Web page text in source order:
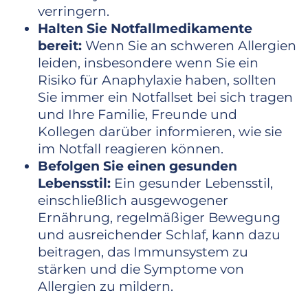
verringern.
Halten Sie Notfallmedikamente
bereit: Wenn Sie an schweren Allergien
leiden, insbesondere wenn Sie ein
Risiko für Anaphylaxie haben, sollten
Sie immer ein Notfallset bei sich tragen
und Ihre Familie, Freunde und
Kollegen darüber informieren, wie sie
im Notfall reagieren können.
Befolgen Sie einen gesunden
Lebensstil: Ein gesunder Lebensstil,
einschließlich ausgewogener
Ernährung, regelmäßiger Bewegung
und ausreichender Schlaf, kann dazu
beitragen, das Immunsystem zu
stärken und die Symptome von
Allergien zu mildern.